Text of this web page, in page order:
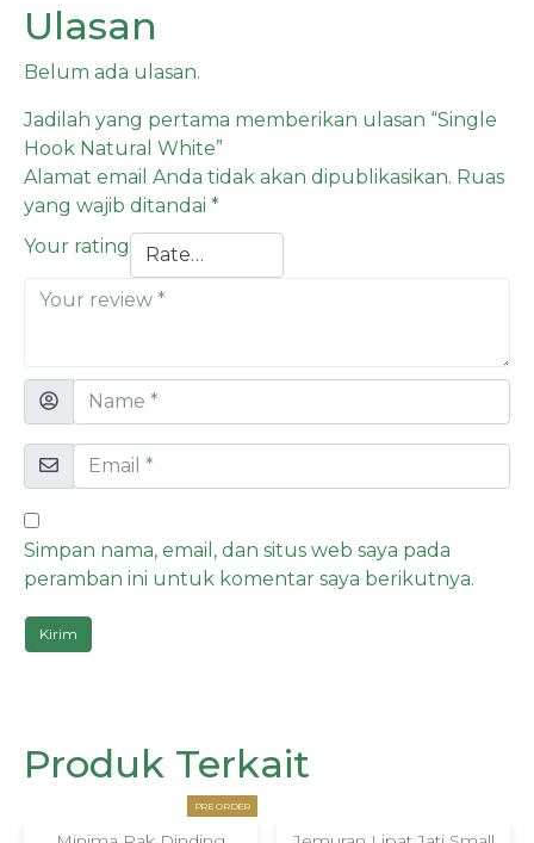
Ulasan
Belum ada ulasan.
Jadilah yang pertama memberikan ulasan “Single
Hook Natural White”
Alamat email Anda tidak akan dipublikasikan. Ruas
yang wajib ditandai *
Your rating
Simpan nama, email, dan situs web saya pada
peramban ini untuk komentar saya berikutnya.
Produk Terkait
PRE ORDER